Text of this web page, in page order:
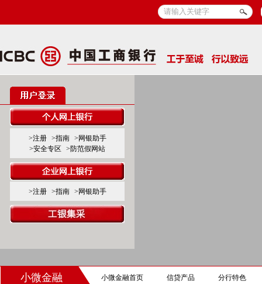
>注册 >指南
>网银助手
>安全专区
>防范假网站
>注册 >指南 >网银助手
小微金融 小微金融首页 信贷产品 分行特色